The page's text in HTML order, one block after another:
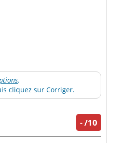
.
cliquez sur Corriger.
-/10